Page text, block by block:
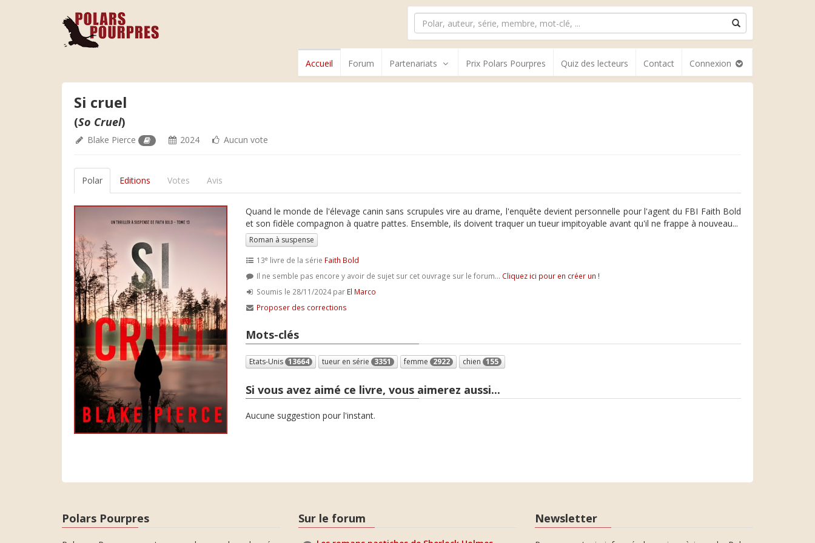
Accueil Forum Partenariats Prix Polars Pourpres Quiz des lecteurs Contact Connexion
Si cruel
(So Cruel)
Blake Pierce 2024 Aucun vote
Polar Editions Votes Avis
Quand le monde de l'élevage canin sans scrupules vire au drame, l'enquête devient personnelle pour l'agent du FBI Faith Bold
et son fidèle compagnon à quatre pattes. Ensemble, ils doivent traquer un tueur impitoyable avant qu'il ne frappe à nouveau...
Roman à suspense
13e livre de la série Faith Bold
Il ne semble pas encore y avoir de sujet sur cet ouvrage sur le forum... Cliquez ici pour en créer un !
Soumis le 28/11/2024 par El Marco
Proposer des corrections
Mots-clés
Etats-Unis 13664 tueur en série 3351 femme 2922 chien 155
Si vous avez aimé ce livre, vous aimerez aussi...
Aucune suggestion pour l'instant.
Polars Pourpres Sur le forum Newsletter